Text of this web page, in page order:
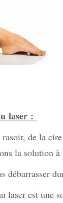
laser :
rasoir, de la
la solution
débarrasser
laser est une